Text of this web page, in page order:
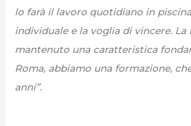
lo farà il lavoro quotidiano in
individuale e la voglia di vincere. La
mantenuto una caratteristica
Roma, abbiamo una formazione,
anni”.